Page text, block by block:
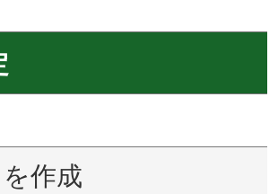
作成